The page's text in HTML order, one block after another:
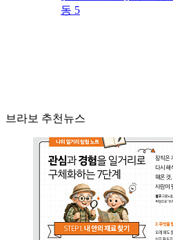
동 5
브라보 추천뉴스